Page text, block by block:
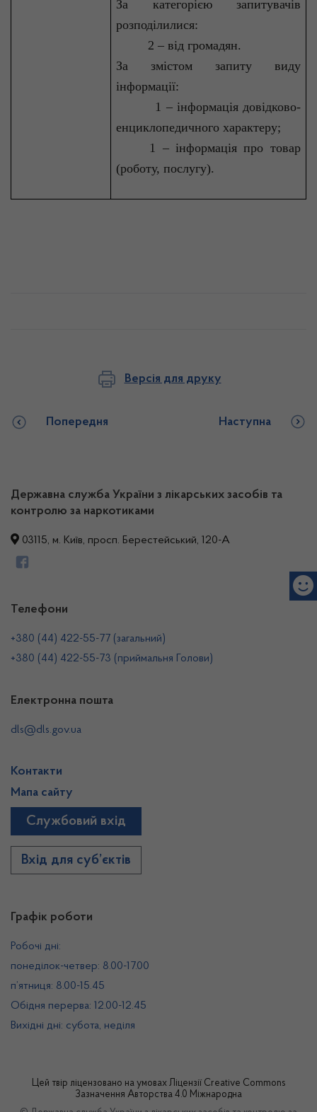
За категорією запитувачів
розподілилися:
2 – від громадян.
За змістом запиту виду
інформації:
1 – інформація довідково-
енциклопедичного характеру;
1 – інформація про товар
(роботу, послугу).
Версія для друку
Попередня Наступна
Державна служба України з лікарських засобів та
контролю за наркотиками
03115, м. Київ, просп. Берестейський, 120-А
Графік роботи
Робочі дні:
понеділок-четвер: 8.00-17.00
п’ятниця: 8.00-15.45
Обідня перерва: 12.00-12.45
Вихідні дні: субота, неділя
Телефони
+380 (44) 422-55-77 (загальний)
+380 (44) 422-55-73 (приймальня Голови)
Електронна пошта
dls@dls.gov.ua
Контакти
Мапа сайту
Службовий вхід
Вхід для суб’єктів
Цей твір ліцензовано на умовах Ліцензії Creative Commons
Зазначення Авторства 4.0 Міжнародна